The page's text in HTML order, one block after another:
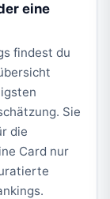
eine
findest du
Sie
die
Card nur